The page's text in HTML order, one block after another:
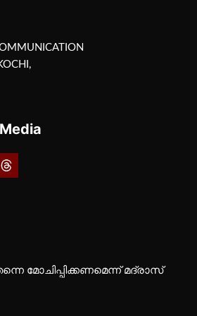
മോചിപ്പിക്കണമെന്ന് മദ്രാസ്